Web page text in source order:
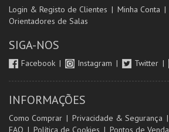
Login & Registo de Clientes Minha Conta
Orientadores de Salas
SIGA-NOS
Facebook Instagram Twitter
INFORMAÇÕES
Como Comprar Privacidade & Segurança
FAQ
Política de Cookies Pontos de Venda